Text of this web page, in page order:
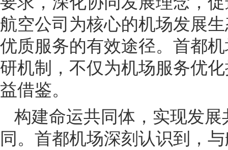
航空公司为核心的机场发展
优质服务的有效途径。首都
研机制，不仅为机场服务优
益借鉴。
构建命运共同体，实现发
同。首都机场深刻认识到，